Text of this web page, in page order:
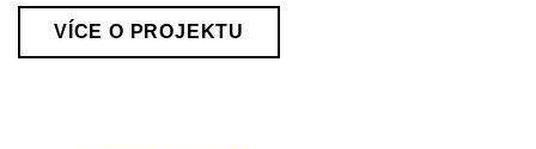
VÍCE O PROJEKTU